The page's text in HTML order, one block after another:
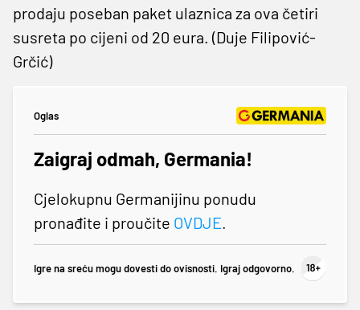
prodaju poseban paket ulaznica za ova četiri
susreta po cijeni od 20 eura. (Duje Filipović-
Grčić)
Oglas
Zaigraj odmah, Germania!
Cjelokupnu Germanijinu ponudu
pronađite i proučite OVDJE.
Igre na sreću mogu dovesti do ovisnosti. Igraj odgovorno.